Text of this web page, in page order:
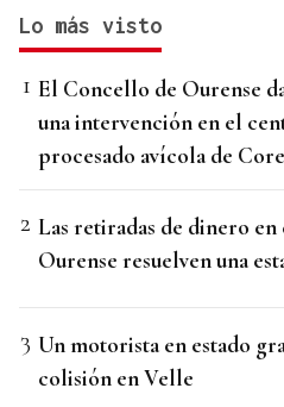
Lo más visto
El Concello de Ourense
una intervención en el
procesado avícola de
Las retiradas de dinero en
Ourense resuelven una
Un motorista en estado
colisión en Velle